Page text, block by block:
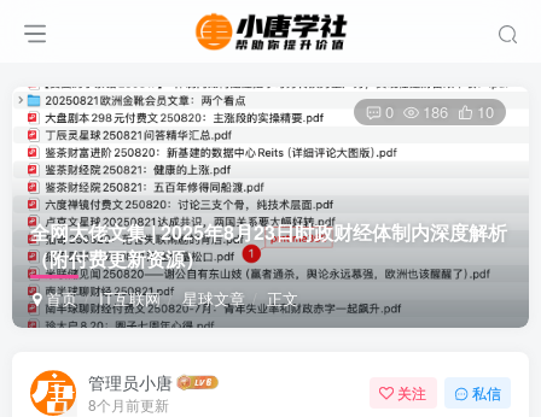
全网大佬文集 | 2025年8月23日时政财经体制内深度解析
（附付费更新资源）
首页 IT互联网 星球文章 正文
0 186 10
管理员小唐
8个月前更新
关注 私信